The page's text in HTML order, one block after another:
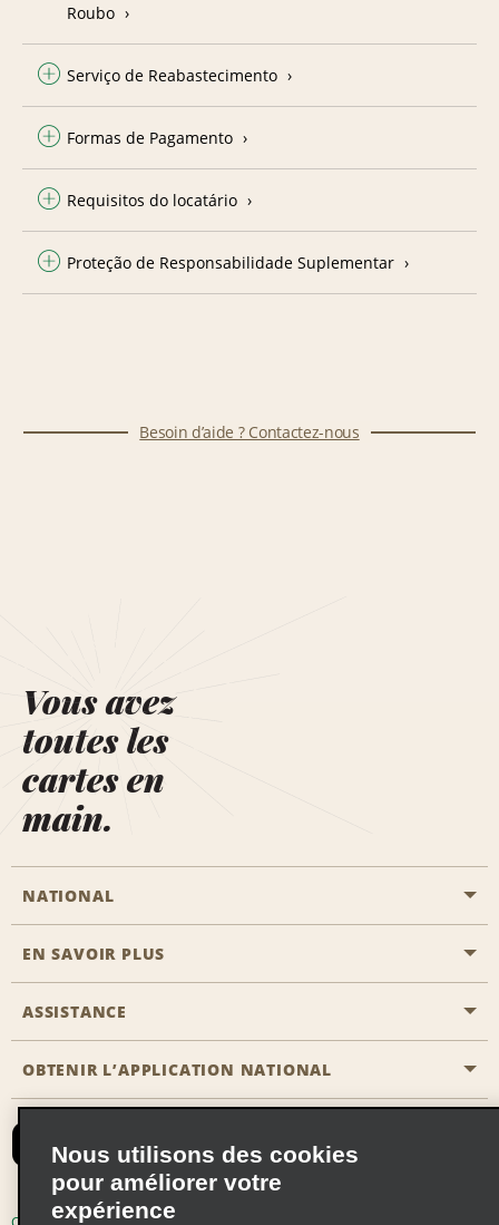
Roubo
Serviço de Reabastecimento
Formas de Pagamento
Requisitos do locatário
Proteção de Responsabilidade Suplementar
Besoin d’aide ? Contactez-nous
Vous avez
toutes les
cartes en
main.
NATIONAL
Passer une réservation
Solutions pour les professionnels
EN SAVOIR PLUS
Carrière
ASSISTANCE
Accessibilité
Nous contacter
Recevoir des offres par email
OBTENIR L’APPLICATION NATIONAL
Nous utilisons des cookies
pour améliorer votre
expérience